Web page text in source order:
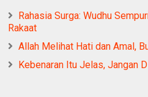
Rahasia Surga: Wudhu
Rakaat
Allah Melihat Hati dan Amal,
Kebenaran Itu Jelas, Jangan